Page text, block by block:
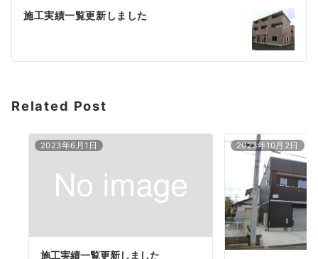
施工実績一覧更新しました
Related Post
2023年6月1日
施工実績一覧更新しました
2023年10月2日